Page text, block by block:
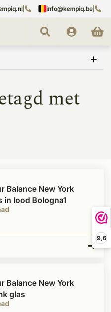
9,6
info@kempiq.be
met
Balance New York
in lood Bologna1
Balance New York
glas